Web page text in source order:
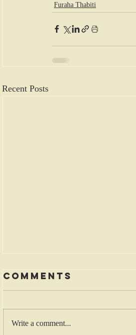
Furaha Thabiti
Recent Posts
Comments
Write a comment...